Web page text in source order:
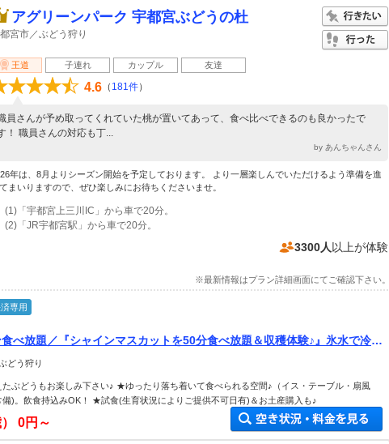
アグリーンパーク 宇都宮ぶどうの杜
宮市／ぶどう狩り
王道 子連れ カップル 友達
4.6 （ 181件）
員さんが予め取ってくれていた桃が置いてあって、食べ比べできるのも良かったで
！ 職員さんの対応も丁...
by あんちゃんさん
年は、8月よりシーズン開始を予定しております。 より一層楽しんでいただけるよう準備を進
まいりますので、ぜひ楽しみにお待ちくださいませ。
(1)「宇都宮上三川IC」から車で20分。
(2)「JR宇都宮駅」から車で20分。
3300人 以上が体験
※最新情報はプラン詳細画面にてご確認下さい。
専用
べ放題／『シャインマスカットを50分食べ放題＆収穫体験♪』氷水で冷や
どう狩り
ぶどうもお楽しみ下さい♪ ★ゆったり落ち着いて食べられる空間♪（イス・テーブル・扇風
備)。飲食持込みOK！ ★試食(生育状況によりご提供不可日有)＆お土産購入も♪
0円～